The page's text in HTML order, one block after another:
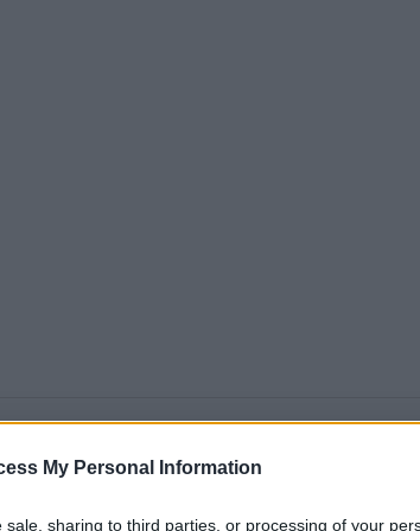
My Personal Information
sale, sharing to third parties, or processing of your
εδώ